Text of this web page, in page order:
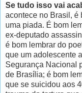
Se tudo isso vai
acontece no Brasil, é
uma piada. É bom
ex-deputado
é bom lembrar do
que um adolescente
Segurança Nacional
de Brasília; é bom
que se suicidou aos